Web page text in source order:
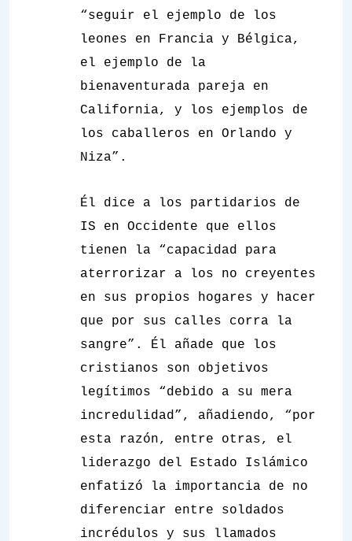
“seguir el ejemplo de los
leones en Francia y Bélgica,
el ejemplo de la
bienaventurada pareja en
California, y los ejemplos de
los caballeros en Orlando y
Niza”.
Él dice a los partidarios de
IS en Occidente que ellos
tienen la “capacidad para
aterrorizar a los no creyentes
en sus propios hogares y hacer
que por sus calles corra la
sangre”. Él añade que los
cristianos son objetivos
legítimos “debido a su mera
incredulidad”, añadiendo, “por
esta razón, entre otras, el
liderazgo del Estado Islámico
enfatizó la importancia de no
diferenciar entre soldados
incrédulos y sus llamados